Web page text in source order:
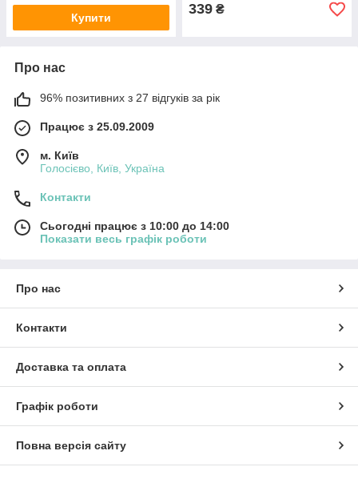
Купити
339 ₴
Про нас
96% позитивних з 27 відгуків за рік
Працює з 25.09.2009
м. Київ
Голосієво, Київ, Україна
Контакти
Сьогодні працює з 10:00 до 14:00
Показати весь графік роботи
Про нас
Контакти
Доставка та оплата
Графік роботи
Повна версія сайту